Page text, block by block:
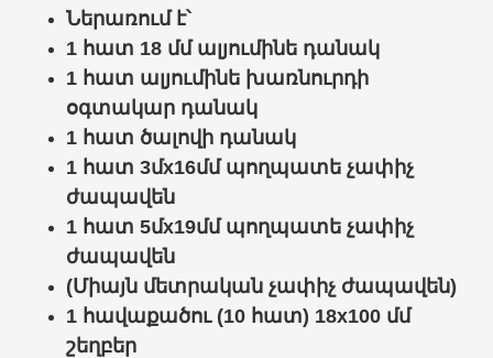
Ներառում է՝
1 հատ 18 մմ ալյումինե դանակ
1 հատ ալյումինե խառնուրդի
օգտակար դանակ
1 հատ ծալովի դանակ
1 հատ 3մx16մմ պողպատե չափիչ
ժապավեն
1 հատ 5մx19մմ պողպատե չափիչ
ժապավեն
(Միայն մետրական չափիչ ժապավեն)
1 հավաքածու (10 հատ) 18x100 մմ
շեղբեր